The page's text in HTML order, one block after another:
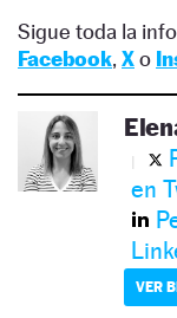
Sigue toda la
Facebook, Xo
en
VER